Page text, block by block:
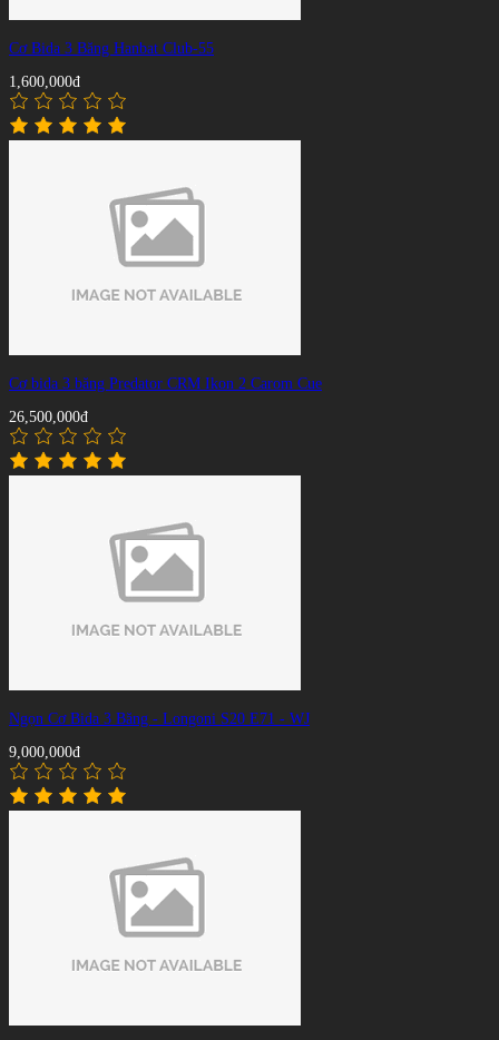
Cơ Bida 3 Băng Hanbat Club-55
1,600,000đ
Cơ bida 3 băng Predator CRM Ikon 2 Carom Cue
26,500,000đ
Ngọn Cơ Bida 3 Băng - Longoni S20 E71 - WJ
9,000,000đ